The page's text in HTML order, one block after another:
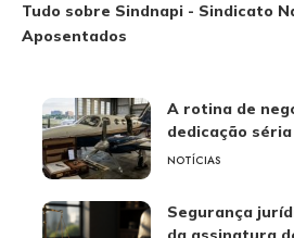
Tudo sobre Sindnapi - Sindicato
Aposentados
A rotina de
dedicação
NOTÍCIAS
Segurança